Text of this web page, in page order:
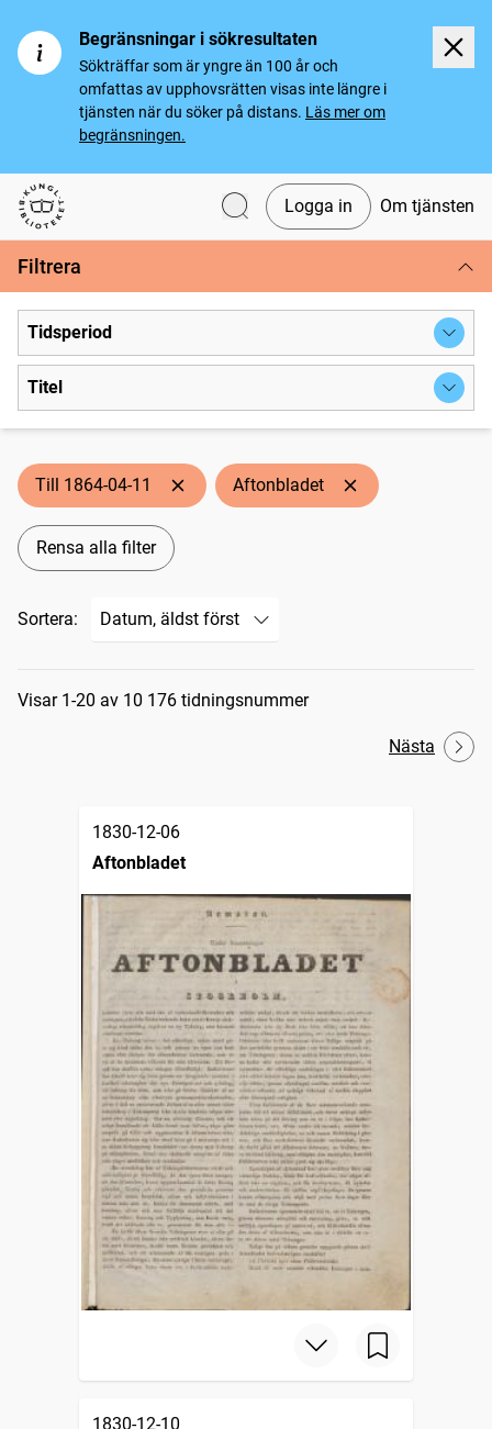
Begränsningar i sökresultaten
Sökträffar som är yngre än 100 år och
omfattas av upphovsrätten visas inte längre i
tjänsten när du söker på distans. Läs mer om
begränsningen.
Svenska tidningar
Logga in Om tjänsten
Filtrera
Tidsperiod
Titel
Till 1864-04-11 Aftonbladet
Rensa alla filter
Sortera:
Sökresultat
Visar 1-20 av 10 176 tidningsnummer
Nästa
1830-12-06
Aftonbladet
1830-12-10